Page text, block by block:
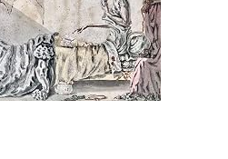
CLOSE